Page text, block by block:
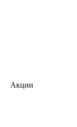
Акции